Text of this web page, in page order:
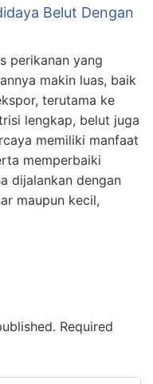
Belut Dengan
perikanan yang
makin luas, baik
terutama ke
lengkap, belut juga
memiliki manfaat
memperbaiki
dijalankan dengan
maupun kecil,
Required